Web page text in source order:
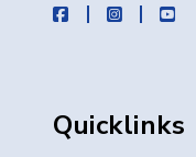
facebookinstagram
Quicklinks